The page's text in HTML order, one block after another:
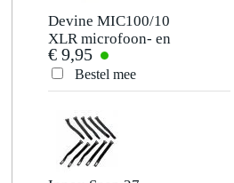
Devine MIC100/10
XLR microfoon- en
signaalkabel 10
meter
€ 9,95
Bestel mee